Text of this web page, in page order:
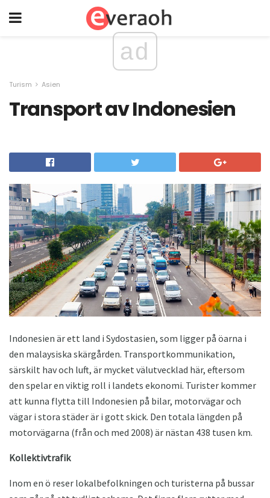
ad
Turism Asien
Transport av Indonesien
Indonesien är ett land i Sydostasien, som ligger på öarna i
den malaysiska skärgården. Transportkommunikation,
särskilt hav och luft, är mycket välutvecklad här, eftersom
den spelar en viktig roll i landets ekonomi. Turister kommer
att kunna flytta till Indonesien på bilar, motorvägar och
vägar i stora städer är i gott skick. Den totala längden på
motorvägarna (från och med 2008) är nästan 438 tusen km.
Kollektivtrafik
Inom en ö reser lokalbefolkningen och turisterna på bussar